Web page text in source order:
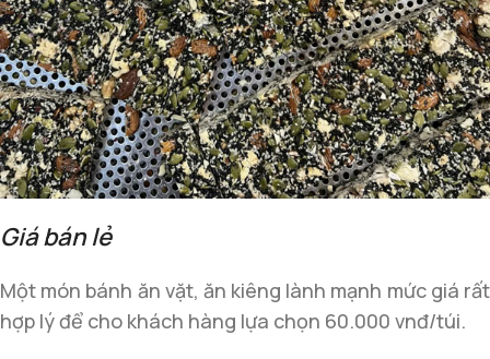
Giá bán lẻ
Một món bánh ăn vặt, ăn kiêng lành mạnh mức giá rất
hợp lý để cho khách hàng lựa chọn 60.000 vnđ/túi.